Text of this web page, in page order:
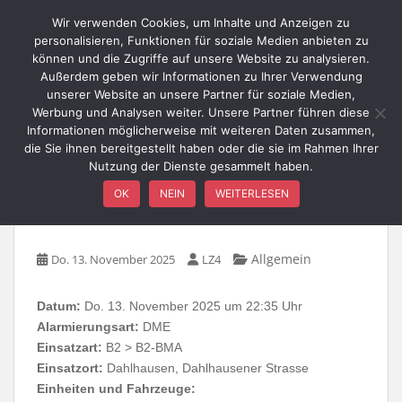
B2-BMA / Dahlhausener
Straße
Do. 13. November 2025 LZ4 Allgemein
Datum: Do. 13. November 2025 um 22:35 Uhr
Alarmierungsart: DME
Einsatzart: B2 > B2-BMA
Einsatzort: Dahlhausen, Dahlhausener Strasse
Einheiten und Fahrzeuge:
Wir verwenden Cookies, um Inhalte und Anzeigen zu
personalisieren, Funktionen für soziale Medien anbieten zu
können und die Zugriffe auf unsere Website zu analysieren.
Außerdem geben wir Informationen zu Ihrer Verwendung
unserer Website an unsere Partner für soziale Medien,
Werbung und Analysen weiter. Unsere Partner führen diese
Informationen möglicherweise mit weiteren Daten zusammen,
die Sie ihnen bereitgestellt haben oder die sie im Rahmen Ihrer
Nutzung der Dienste gesammelt haben.
OK NEIN WEITERLESEN